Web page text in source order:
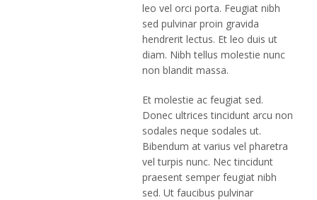
leo vel orci porta. Feugiat nibh
sed pulvinar proin gravida
hendrerit lectus. Et leo duis ut
diam. Nibh tellus molestie nunc
non blandit massa.
Et molestie ac feugiat sed.
Donec ultrices tincidunt arcu non
sodales neque sodales ut.
Bibendum at varius vel pharetra
vel turpis nunc. Nec tincidunt
praesent semper feugiat nibh
sed. Ut faucibus pulvinar